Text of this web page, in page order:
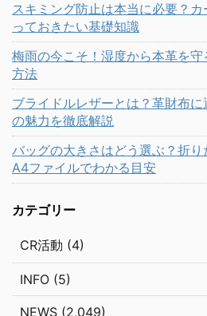
スキミング防止は本当に必要？
っておきたい基礎知識
梅雨の今こそ！湿度から本革を
方法
ブライドルレザーとは？革財布
の魅力を徹底解説
バッグの大きさはどう選ぶ？折り
A4ファイルでわかる目安
カテゴリー
CR活動 (4)
INFO (5)
NEWS (2,049)